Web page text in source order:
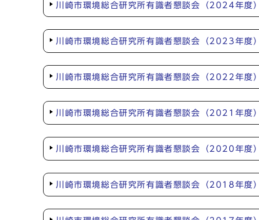
川崎市環境総合研究所有識者懇談会（2024年度）
川崎市環境総合研究所有識者懇談会（2023年度）
川崎市環境総合研究所有識者懇談会（2022年度）
川崎市環境総合研究所有識者懇談会（2021年度）
川崎市環境総合研究所有識者懇談会（2020年度）
川崎市環境総合研究所有識者懇談会（2018年度）